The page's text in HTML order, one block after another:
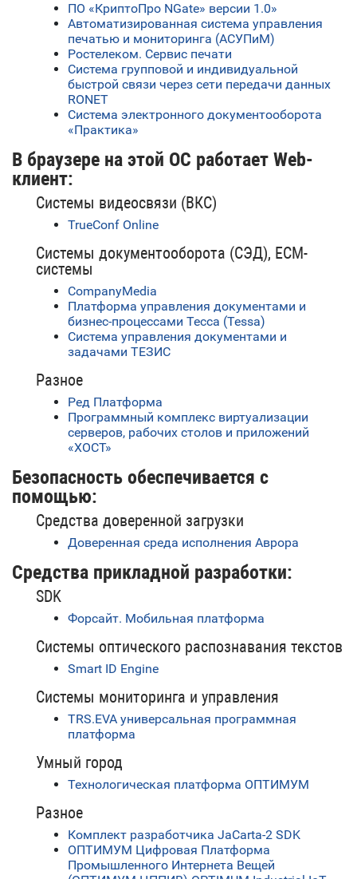
ПО «КриптоПро NGate» версии 1.0»
Автоматизированная система управления
печатью и мониторинга (АСУПиМ)
Ростелеком. Сервис печати
Система групповой и индивидуальной
быстрой связи через сети передачи данных
RONET
Система электронного документооборота
«Практика»
В браузере на этой ОС работает Web-
клиент:
Системы видеосвязи (ВКС)
TrueConf Online
Системы документооборота (СЭД), ECM-
системы
CompanyMedia
Платформа управления документами и
бизнес-процессами Тесса (Tessa)
Система управления документами и
задачами ТЕЗИС
Разное
Ред Платформа
Программный комплекс виртуализации
серверов, рабочих столов и приложений
«ХОСТ»
Безопасность обеспечивается с
помощью:
Средства доверенной загрузки
Доверенная среда исполнения Аврора
Средства прикладной разработки:
SDK
Форсайт. Мобильная платформа
Системы оптического распознавания текстов
Smart ID Engine
Системы мониторинга и управления
ТRS.EVA универсальная программная
платформа
Умный город
Технологическая платформа ОПТИМУМ
Разное
Комплект разработчика JaCarta-2 SDK
ОПТИМУМ Цифровая Платформа
Промышленного Интернета Вещей